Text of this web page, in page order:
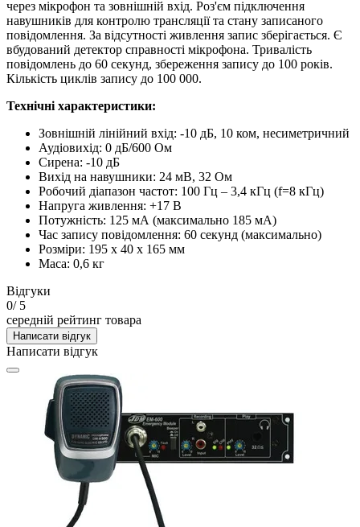
через мікрофон та зовнішній вхід. Роз'єм підключення
навушників для контролю трансляції та стану записаного
повідомлення. За відсутності живлення запис зберігається. Є
вбудований детектор справності мікрофона. Тривалість
повідомлень до 60 секунд, збереження запису до 100 років.
Кількість циклів запису до 100 000.
Технічні характеристики:
Зовнішній лінійний вхід: -10 дБ, 10 ком, несиметричний
Аудіовихід: 0 дБ/600 Ом
Сирена: -10 дБ
Вихід на навушники: 24 мВ, 32 Ом
Робочий діапазон частот: 100 Гц – 3,4 кГц (f=8 кГц)
Напруга живлення: +17 В
Потужність: 125 мА (максимально 185 мА)
Час запису повідомлення: 60 секунд (максимально)
Розміри: 195 x 40 x 165 мм
Маса: 0,6 кг
Відгуки
0/ 5
середній рейтинг товара
Написати відгук
Написати відгук